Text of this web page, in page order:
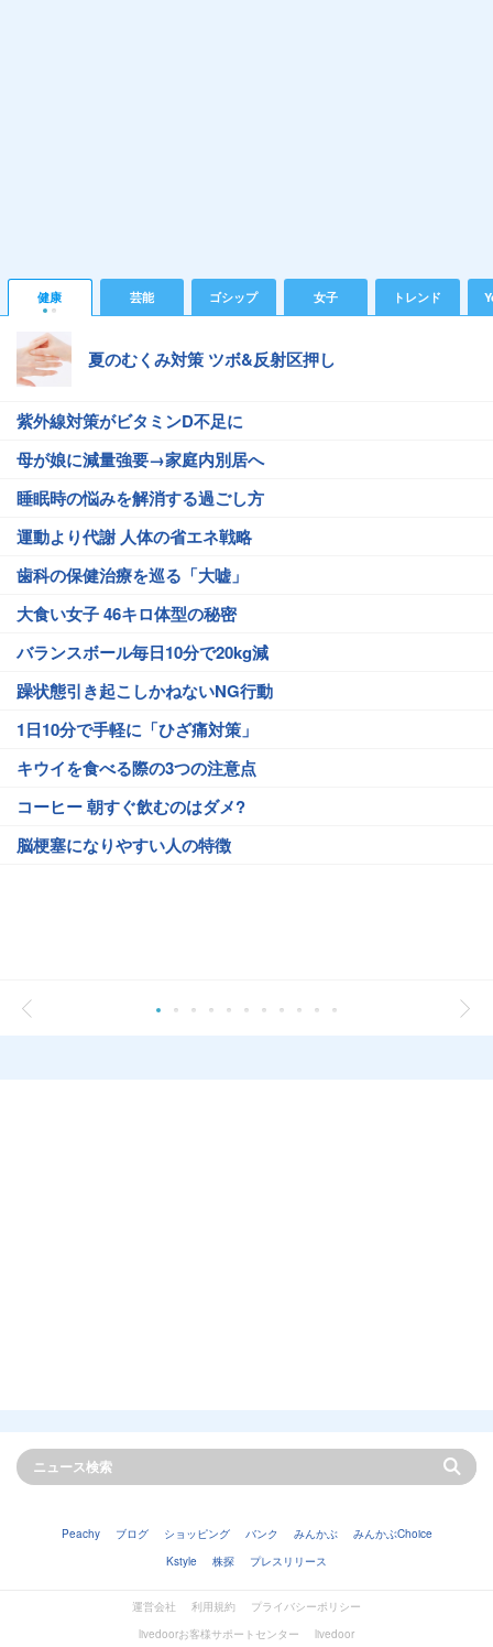
健康 芸能 ゴシップ 女子 トレンド
夏のむくみ対策 ツボ&反射区押し
紫外線対策がビタミンD不足に
母が娘に減量強要→家庭内別居へ
睡眠時の悩みを解消する過ごし方
運動より代謝 人体の省エネ戦略
歯科の保健治療を巡る「大嘘」
大食い女子 46キロ体型の秘密
バランスボール毎日10分で20kg減
躁状態引き起こしかねないNG行動
1日10分で手軽に「ひざ痛対策」
キウイを食べる際の3つの注意点
コーヒー 朝すぐ飲むのはダメ?
脳梗塞になりやすい人の特徴
Peachy ブログ ショッピング バンク みんかぶ
みんかぶChoice
Kstyle
株探 プレスリリース
運営会社 利用規約
プライバシーポリシー
livedoorお客様サポートセンター
livedoor